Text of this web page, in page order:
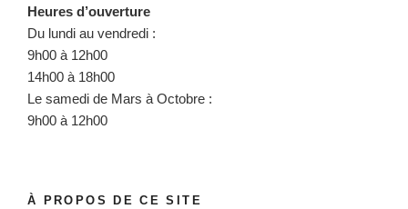
Heures d’ouverture
Du lundi au vendredi :
9h00 à 12h00
14h00 à 18h00
Le samedi de Mars à Octobre :
9h00 à 12h00
À PROPOS DE CE SITE